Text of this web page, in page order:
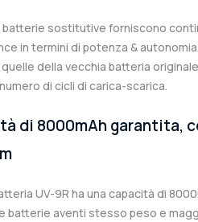
batterie sostitutive forniscono
in termini di potenza &
della vecchia batteria
di cicli di carica-scarica.
di 8000mAh garantita,
UV-9R ha una capacità di
batterie aventi stesso peso e